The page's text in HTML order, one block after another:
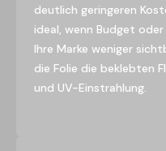
deutlich geringeren
ideal, wenn Budget
Ihre Marke weniger
die Folie die beklebten
und UV-Einstrahlung.